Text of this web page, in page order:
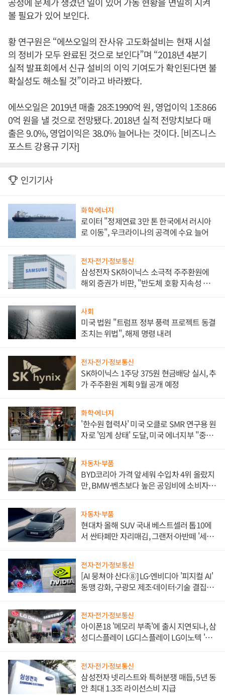
볼 필요가 있어 보인다.
황 연구원은 “에쓰오일의 잔사유 고도화설비는 현재 시설
의 정비가 모두 완료된 것으로 보인다”며 “2018년 4분기
실적 발표회에서 신규 설비의 이익 기여도가 확인된다면 불
확실성도 해소될 것”이라고 바라봤다.
에쓰오일은 2019년 매출 28조1990억 원, 영업이익 1조866
0억 원을 낼 것으로 전망됐다. 2018년 실적 전망치보다 매
출은 9.0%, 영업이익은 38.0% 늘어나는 것이다. [비즈니스
포스트 강용규 기자]
인기기사
화학·에너지
로이터 "정제연료 3만 톤 한국에서 러시아
로 이동", 우크라이나의 공격에 수요 늘어
전자·전기·정보통신
삼성전자 SK하이닉스 소극적 주주환원에
해외 증권가 비판, "반도체 호황 지속성 의
사회
미국 법원 "트럼프 정부 풍력 프로젝트 동결
조치는 위법", 해제 명령 내려
전자·전기·정보통신
SK하이닉스 1주당 375원 현금배당 실시, 추
가 주주환원 계획 9월 공개 예정
화학·에너지
'한수원 협력사' 미국 오클로 SMR 연구용 원
자로 '임계 상태' 도달, 미국 에너지부 "중요
자동차·부품
BYD코리아 가격 앞세워 수입차 4위 올랐지
만, BMW·벤츠보다 높은 공임비에 소비자
자동차·부품
현대차 올해 SUV 국내 베스트셀러 톱10에
서 싼타페만 자리매김, 그랜저·아반떼 '세단
전자·전기·정보통신
[AI 뭉쳐야 산다⑧] LG·엔비디아 '피지컬 AI'
동맹 강화, 구광모 제조·데이터·기술 결집
전자·전기·정보통신
아이폰18 '메모리 부족'에 출시 지연되나, 삼
성디스플레이 LG디스플레이 LG이노텍 '탈
전자·전기·정보통신
삼성전자 넷리스트와 특허분쟁 매듭, 5년 동
안 최대 1.3조 라이선스비 지급